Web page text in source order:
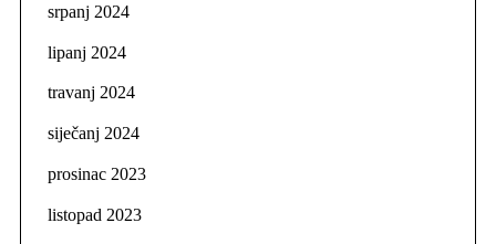
srpanj 2024
lipanj 2024
travanj 2024
siječanj 2024
prosinac 2023
listopad 2023